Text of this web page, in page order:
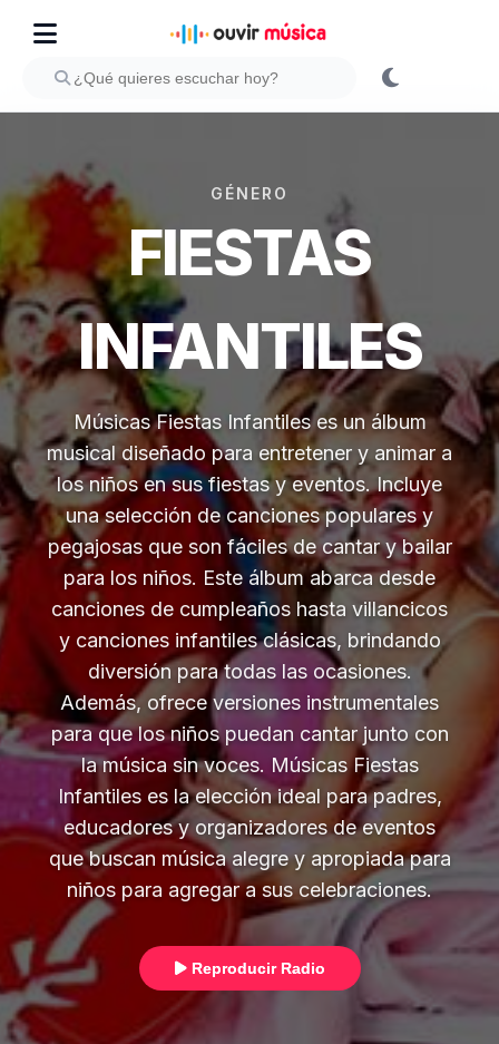
GÉNERO
FIESTAS
INFANTILES
Músicas Fiestas Infantiles es un álbum
musical diseñado para entretener y animar a
los niños en sus fiestas y eventos. Incluye
una selección de canciones populares y
pegajosas que son fáciles de cantar y bailar
para los niños. Este álbum abarca desde
canciones de cumpleaños hasta villancicos
y canciones infantiles clásicas, brindando
diversión para todas las ocasiones.
Además, ofrece versiones instrumentales
para que los niños puedan cantar junto con
la música sin voces. Músicas Fiestas
Infantiles es la elección ideal para padres,
educadores y organizadores de eventos
que buscan música alegre y apropiada para
niños para agregar a sus celebraciones.
Reproducir Radio